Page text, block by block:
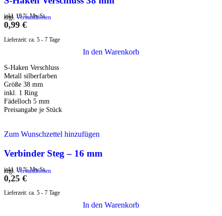
inkl. 19 % MwSt.
zzgl. Versandkosten
0,99 €
Lieferzeit: ca. 5 - 7 Tage
In den Warenkorb
S-Haken Verschluss
Metall silberfarben
Größe 38 mm
inkl. 1 Ring
Fädelloch 5 mm
Preisangabe je Stück
Zum Wunschzettel hinzufügen
Verbinder Steg – 16 mm
inkl. 19 % MwSt.
zzgl. Versandkosten
0,25 €
Lieferzeit: ca. 5 - 7 Tage
In den Warenkorb